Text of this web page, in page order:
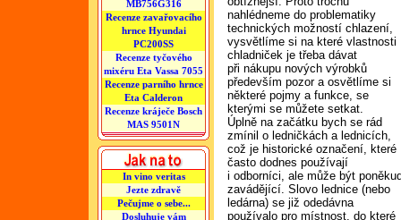
MB756G316
Recenze zavařovacího
hrnce Hyundai
PC200SS
Recenze tyčového
mixéru Eta Vassa 7055
Recenze parního hrnce
Eta Calderon
Recenze kráječe Bosch
MAS 9501N
In vino veritas
Jezte zdravě
Pečujme o sebe...
Dosluhuje vám
nahlédneme do problematiky
technických možností chlazení,
vysvětlíme si na které vlastnosti
chladniček je třeba dávat
při nákupu nových výrobků
především pozor a osvětlíme si
některé pojmy a funkce, se
kterými se můžete setkat.
Úplně na začátku bych se rád
zmínil o ledničkách a lednicích,
což je historické označení, které
často dodnes používají
i odborníci, ale může být
zavádějící. Slovo lednice (nebo
ledárna) se již odedávna
používalo pro místnost, do které